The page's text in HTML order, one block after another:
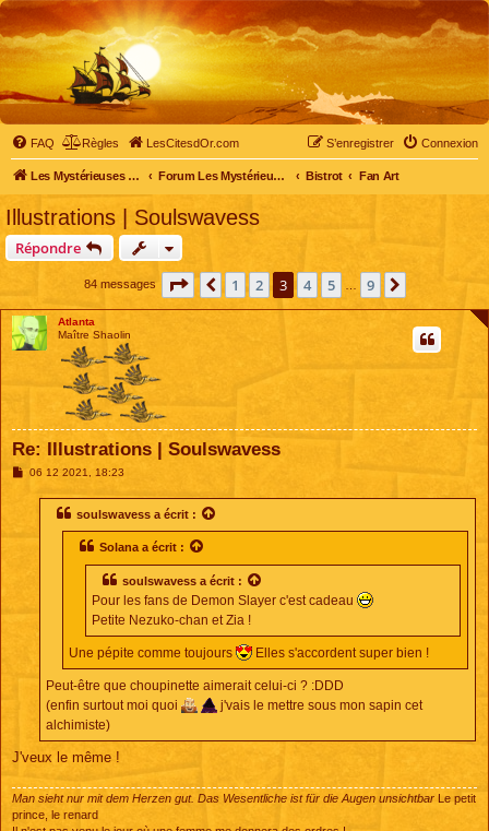
FAQ Règles LesCitesdOr.com Connexion
S’enregistrer
Les Mystérieuses Cités d'Or - LesCitesdOr.com Forum Les Mystérieuses Cités d'Or Bistrot Fan Art
Illustrations | Soulswavess
Répondre
84 messages Page sur9
Précédente
1 2 3 4 5 9
Atlanta
Maître Shaolin
Re: Illustrations | Soulswavess
M06 12 2021, 18:23
soulswavess a écrit :
Solanaa écrit :
soulswavess a écrit :
Pour les fans de Demon Slayer c'est cadeau
Petite Nezuko-chan et Zia !
Une pépite comme toujours Elles s'accordent super bien !
Peut-être que choupinette aimerait celui-ci ? :DDD
(enfin surtout moi quoi
j'vais le mettre sous mon sapin cet
alchimiste)
J'veux le même !
Man sieht nur mit dem Herzen gut. Das Wesentliche ist für die Augen unsichtbar Le petit
prince, le renard